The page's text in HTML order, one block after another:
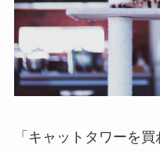
「キャットタワーを買